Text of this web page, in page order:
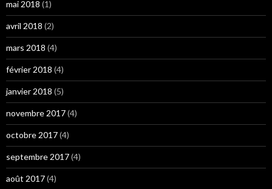
mai 2018 (1)
avril 2018 (2)
mars 2018 (4)
février 2018 (4)
janvier 2018 (5)
novembre 2017(4)
octobre 2017(4)
septembre 2017(4)
août 2017(4)